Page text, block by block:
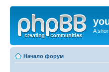
A
Начало форум